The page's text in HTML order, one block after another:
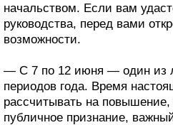
начальством. Если вам
руководства, перед вами
возможности.
— С 7 по 12 июня — один из
периодов года. Время
рассчитывать на
публичное признание,